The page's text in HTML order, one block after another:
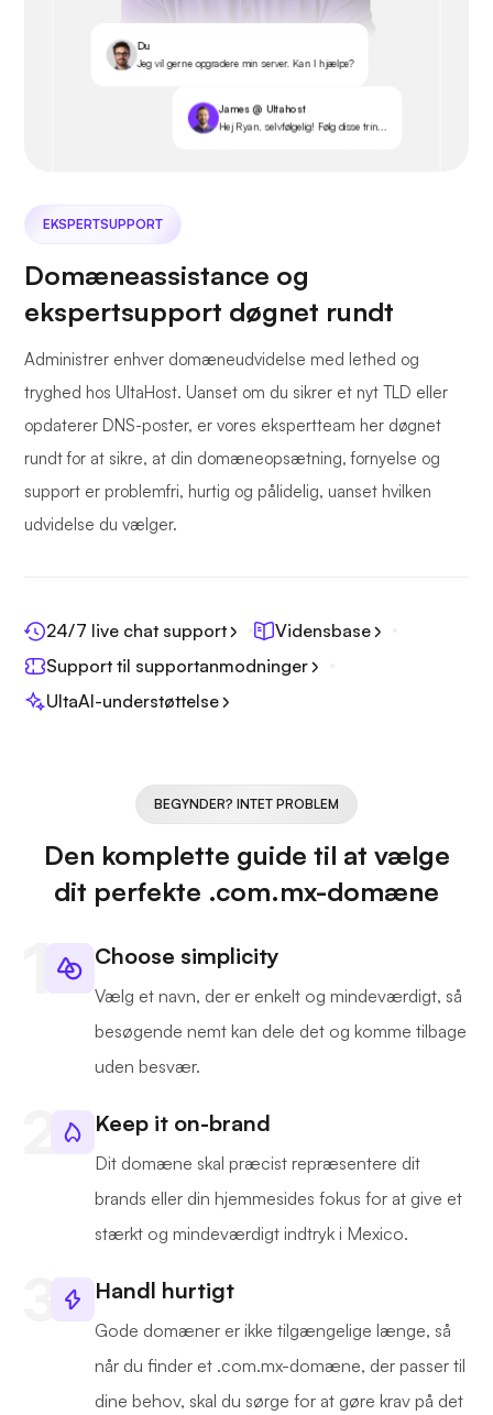
Du
Jeg vil gerne opgradere min server. Kan I hjælpe?
James @ Ultahost
Hej Ryan, selvfølgelig! Følg disse trin...
EKSPERTSUPPORT
Domæneassistance og
ekspertsupport døgnet rundt
Administrer enhver domæneudvidelse med lethed og
tryghed hos UltaHost. Uanset om du sikrer et nyt TLD eller
opdaterer DNS-poster, er vores ekspertteam her døgnet
rundt for at sikre, at din domæneopsætning, fornyelse og
support er problemfri, hurtig og pålidelig, uanset hvilken
udvidelse du vælger.
24/7 live chat support
Vidensbase
Support til supportanmodninger
UltaAI-understøttelse
BEGYNDER? INTET PROBLEM
Den komplette guide til at vælge
dit perfekte .com.mx-domæne
Choose simplicity
Vælg et navn, der er enkelt og mindeværdigt, så
besøgende nemt kan dele det og komme tilbage
uden besvær.
Keep it on-brand
Dit domæne skal præcist repræsentere dit
brands eller din hjemmesides fokus for at give et
stærkt og mindeværdigt indtryk i Mexico.
Handl hurtigt
Gode domæner er ikke tilgængelige længe, så
når du finder et .com.mx-domæne, der passer til
dine behov, skal du sørge for at gøre krav på det